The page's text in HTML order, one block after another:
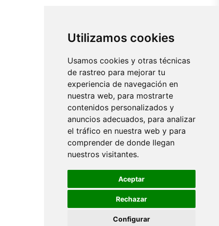
Utilizamos cookies
Usamos cookies y otras técnicas
de rastreo para mejorar tu
experiencia de navegación en
nuestra web, para mostrarte
contenidos personalizados y
anuncios adecuados, para analizar
el tráfico en nuestra web y para
comprender de donde llegan
nuestros visitantes.
Aceptar
Rechazar
Configurar